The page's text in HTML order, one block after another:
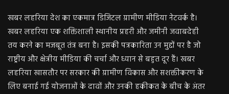
खबर लहरिया देश का एकमात्र डिजिटल ग्रामीण मीडिया नेटवर्क है।
खबर लहरिया एक शक्तिशाली स्थानीय प्रहरी और जमीनी जवाबदेही
तय करने का मजबूत तंत्र बना है। इसकी पत्रकारिता उन मुद्दों पर है जो
राष्ट्रीय और क्षेत्रीय मीडिया की चर्चा और ध्यान से बहुत दूर हैं। खबर
लहरिया खासतौर पर सरकार की ग्रामीण विकास और सशक्तीकरण के
लिए बनाई गई योजनाओं के दावों और उनकी हकीकत के बीच के अंतर